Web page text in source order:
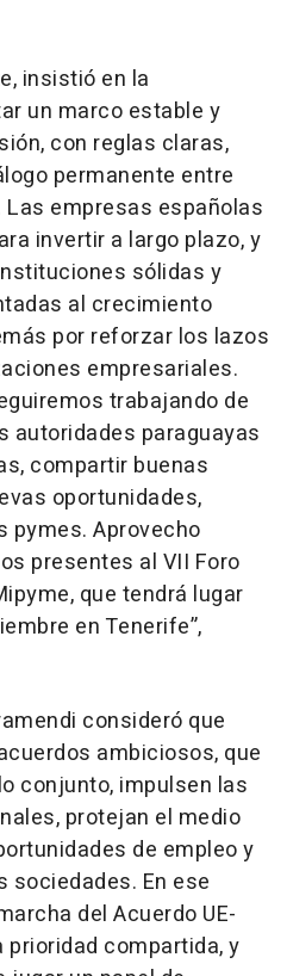
insistió en la
un marco estable y
con reglas claras,
permanente entre
empresas españolas
invertir a largo plazo, y
sólidas y
al crecimiento
por reforzar los lazos
empresariales.
trabajando de
autoridades paraguayas
compartir buenas
oportunidades,
pymes. Aprovecho
presentes al VII Foro
que tendrá lugar
en Tenerife”,
consideró que
ambiciosos, que
conjunto, impulsen las
protejan el medio
de empleo y
sociedades. En ese
del Acuerdo UE-
compartida, y